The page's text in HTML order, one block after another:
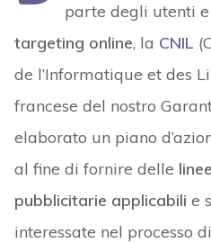
parte degli utenti
targeting online, la CNIL
de l’Informatique et des
francese del nostro
elaborato un piano
al fine di fornire delle
pubblicitarie applicabili e
interessate nel processo